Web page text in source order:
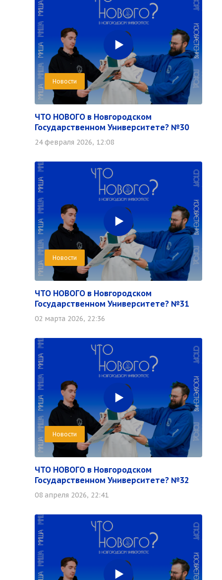
Новости
ЧТО НОВОГО в Новгородском
Государственном Университете? №30
24 февраля 2026, 12:08
Новости
ЧТО НОВОГО в Новгородском
Государственном Университете? №31
02 марта 2026, 22:36
Новости
ЧТО НОВОГО в Новгородском
Государственном Университете? №32
08 апреля 2026, 22:41